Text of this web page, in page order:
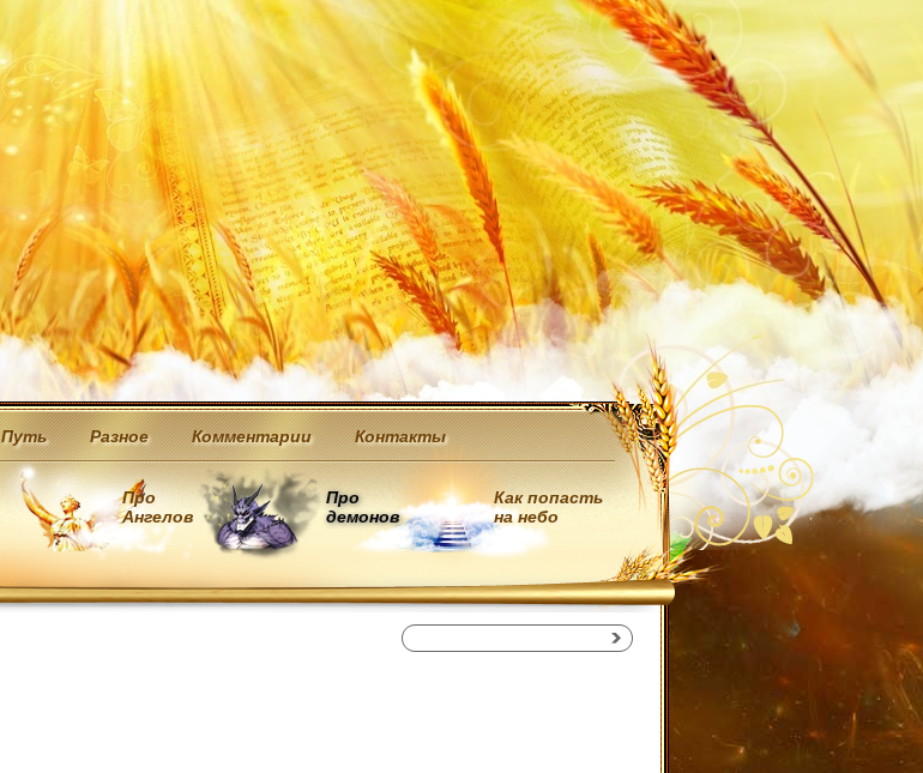
Путь Разное Комментарии Контакты
Про
Ангелов
Про
демонов
Как попасть
на небо